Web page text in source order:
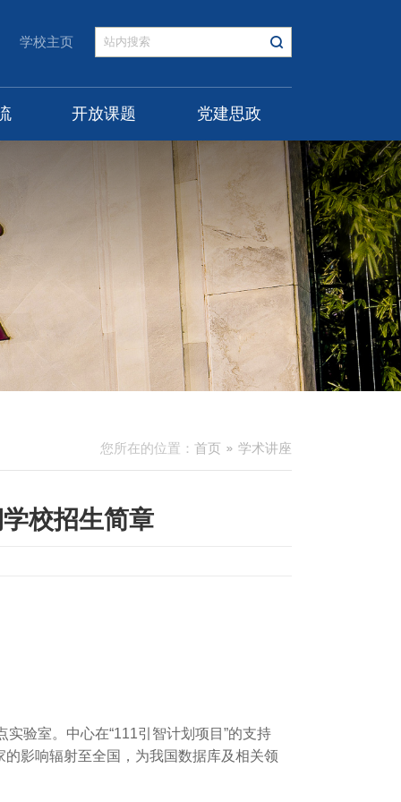
学校主页
开放课题 党建思政
您所在的位置： 首页 学术讲座
校招生简章
实验室。中心在“111引智计划项目 ”的支持
的影响辐射至全国，为我国数据库及相关领